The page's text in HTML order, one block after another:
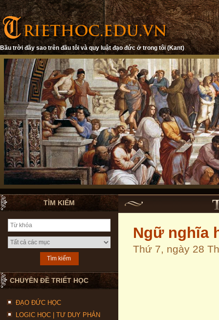
Bầu trời đầy sao trên đầu tôi và quy luật đạo đức ở trong tôi (Kant)
TÌM KIẾM
CHUYÊN ĐỀ TRIẾT HỌC
ĐẠO ĐỨC HỌC
LOGIC HỌC | TƯ DUY PHẢN
Ngữ nghĩa
Thứ 7, ngày 28